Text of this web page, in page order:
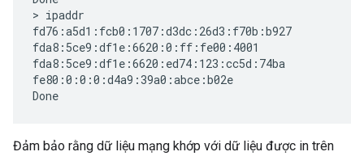
> ipaddr
fd76:a5d1:fcb0:1707:d3dc:26d3:f70b:b927
fda8:5ce9:df1e:6620:0:ff:fe00:4001
fda8:5ce9:df1e:6620:ed74:123:cc5d:74ba
fe80:0:0:0:d4a9:39a0:abce:b02e
Đảm bảo rằng dữ liệu mạng khớp với dữ liệu được in trên